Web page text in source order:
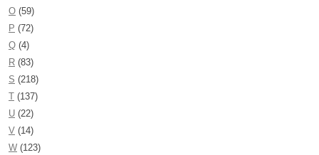
O (59)
P (72)
Q (4)
R (83)
S (218)
T (137)
U (22)
V (14)
W (123)